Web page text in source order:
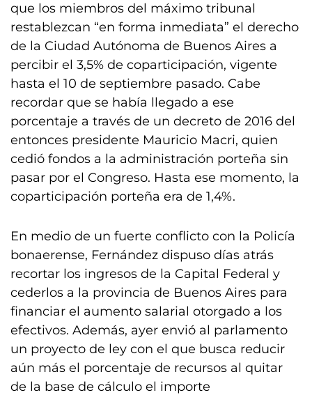
que los miembros del máximo tribunal
restablezcan “en forma inmediata” el derecho
de la Ciudad Autónoma de Buenos Aires a
percibir el 3,5% de coparticipación, vigente
hasta el 10 de septiembre pasado. Cabe
recordar que se había llegado a ese
porcentaje a través de un decreto de 2016 del
entonces presidente Mauricio Macri, quien
cedió fondos a la administración porteña sin
pasar por el Congreso. Hasta ese momento, la
coparticipación porteña era de 1,4%.
En medio de un fuerte conflicto con la Policía
bonaerense, Fernández dispuso días atrás
recortar los ingresos de la Capital Federal y
cederlos a la provincia de Buenos Aires para
financiar el aumento salarial otorgado a los
efectivos. Además, ayer envió al parlamento
un proyecto de ley con el que busca reducir
aún más el porcentaje de recursos al quitar
de la base de cálculo el importe